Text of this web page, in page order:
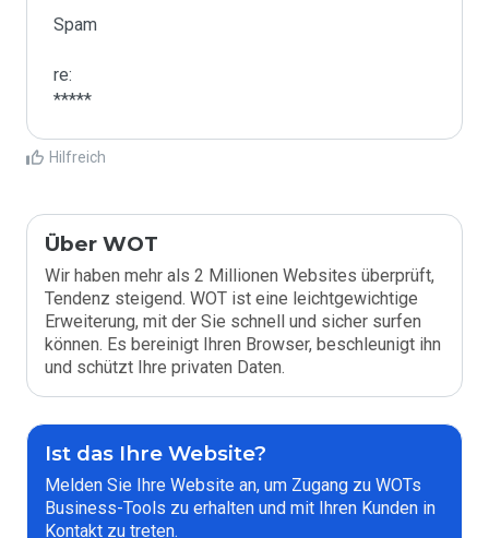
Spam
re:
*****
Hilfreich
Über WOT
Wir haben mehr als 2 Millionen Websites überprüft,
Tendenz steigend. WOT ist eine leichtgewichtige
Erweiterung, mit der Sie schnell und sicher surfen
können. Es bereinigt Ihren Browser, beschleunigt ihn
und schützt Ihre privaten Daten.
Ist das Ihre Website?
Melden Sie Ihre Website an, um Zugang zu WOTs
Business-Tools zu erhalten und mit Ihren Kunden in
Kontakt zu treten.